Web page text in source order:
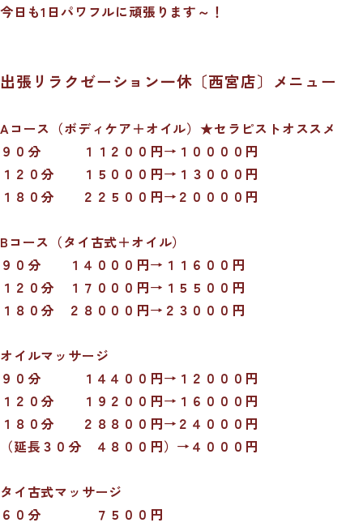
今日も1日パワフルに頑張ります～！
出張リラクゼーション一休〔西宮店〕メニュー
A コース（ボディケア＋オイル）★セラピストオススメ
９０分 １１２００円→１００００円
１２０分 １５０００円→１３０００円
１８０分 ２２５００円→２００００円
B コース（タイ古式＋オイル）
９０分 １４０００円→１１６００円
１２０分 １７０００円→１５５００円
１８０分 ２８０００円→２３０００円
オイルマッサージ
９０分 １４４００円→ １２０００円
１２０分 １９２００円→ １６０００円
１８０分 ２８８００円→２４０００円
（延長３０分 ４８００円）→４０００円
タイ古式マッサージ
６０分 ７５００円